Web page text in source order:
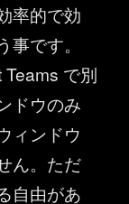
率的で効
です。
で別
ドウのみ
ィンドウ
ん。ただ
自由があ